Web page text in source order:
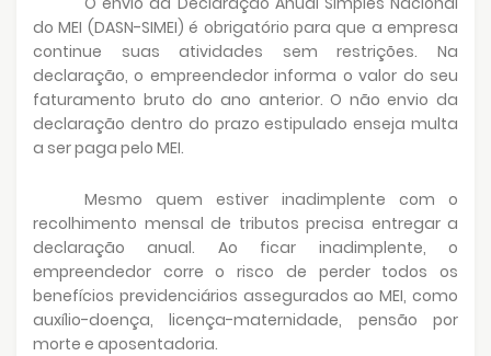
do MEI (DASN-SIMEI) é obrigatório para que a empresa
continue suas atividades sem restrições. Na
declaração, o empreendedor informa o valor do seu
faturamento bruto do ano anterior. O não envio da
declaração dentro do prazo estipulado enseja multa
a ser paga pelo MEI.
Mesmo quem estiver inadimplente com o
recolhimento mensal de tributos precisa entregar a
declaração anual. Ao ficar inadimplente, o
empreendedor corre o risco de perder todos os
benefícios previdenciários assegurados ao MEI, como
auxílio-doença, licença-maternidade, pensão por
morte e aposentadoria.